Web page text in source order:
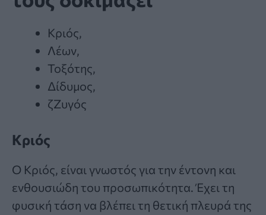
Κριός,
Λέων,
Τοξότης,
Δίδυμος,
ζΖυγός
Κριός
Ο Κριός, είναι γνωστός για την έντονη και
ενθουσιώδη του προσωπικότητα. Έχει τη
φυσική τάση να βλέπει τη θετική πλευρά της